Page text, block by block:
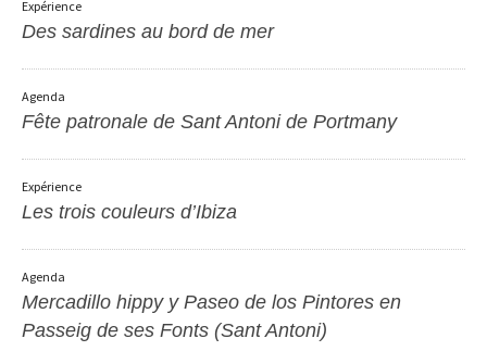
Expérience
Des sardines au bord de mer
Agenda
Fête patronale de Sant Antoni de Portmany
Expérience
Les trois couleurs d’Ibiza
Agenda
Mercadillo hippy y Paseo de los Pintores en
Passeig de ses Fonts (Sant Antoni)